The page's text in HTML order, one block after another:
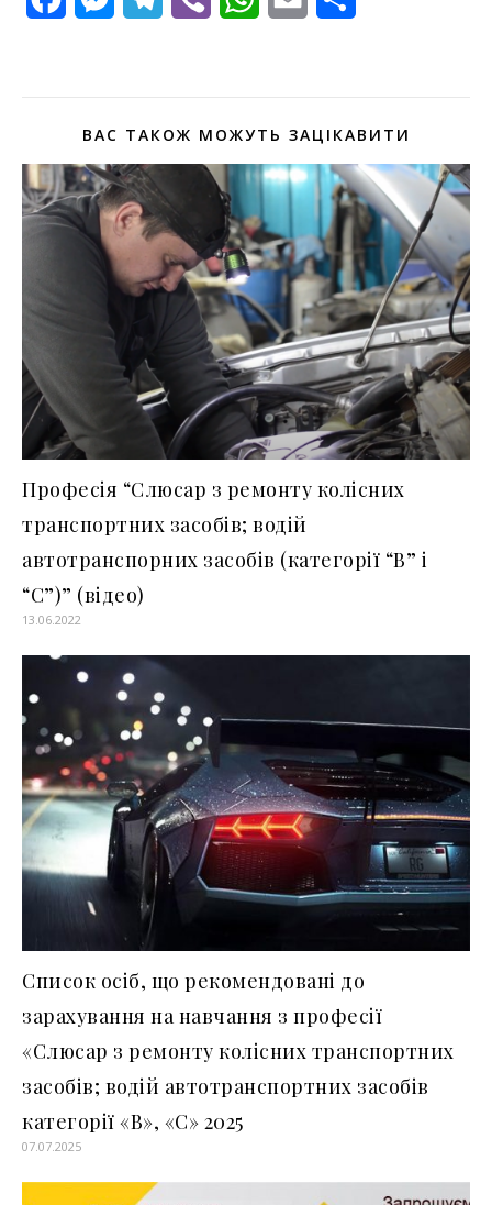
ВАС ТАКОЖ МОЖУТЬ ЗАЦІКАВИТИ
Професія “Слюсар з ремонту колісних
транспортних засобів; водій
автотранспорних засобів (категорії “В” і
“С”)” (відео)
13.06.2022
Список осіб, що рекомендовані до
зарахування на навчання з професії
«Слюсар з ремонту колісних транспортних
засобів; водій автотранспортних засобів
категорії «В», «С» 2025
07.07.2025